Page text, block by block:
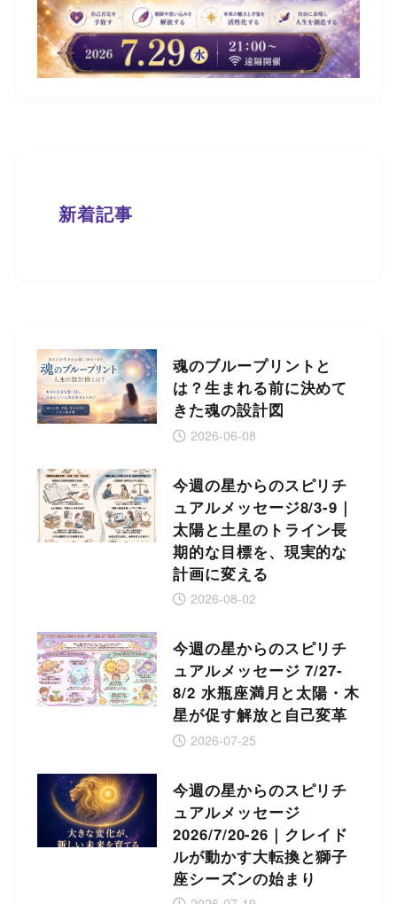
新着記事
魂のブループリントと
は？生まれる前に決めて
きた魂の設計図
2026-06-08
今週の星からのスピリチ
ュアルメッセージ8/3-9｜
太陽と土星のトライン長
期的な目標を、現実的な
計画に変える
2026-08-02
今週の星からのスピリチ
ュアルメッセージ 7/27-
8/2 水瓶座満月と太陽・木
星が促す解放と自己変革
2026-07-25
今週の星からのスピリチ
ュアルメッセージ
2026/7/20-26｜クレイド
ルが動かす大転換と獅子
座シーズンの始まり